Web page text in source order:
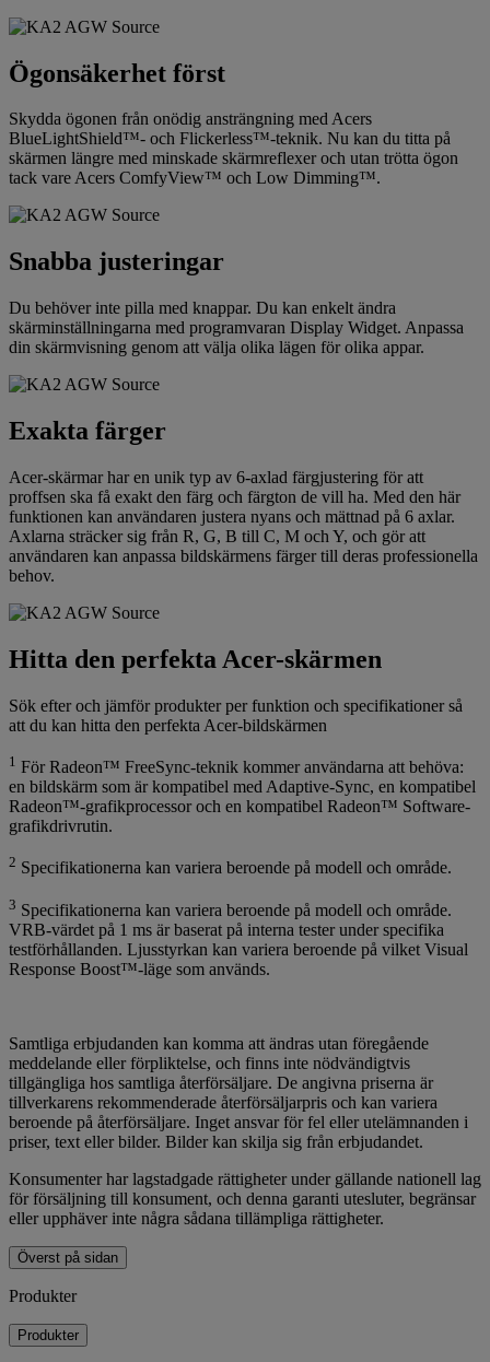
Ögonsäkerhet först
Skydda ögonen från onödig ansträngning med Acers
BlueLightShield™- och Flickerless™-teknik. Nu kan du titta på
skärmen längre med minskade skärmreflexer och utan trötta ögon
tack vare Acers ComfyView™ och Low Dimming™.
Snabba justeringar
Du behöver inte pilla med knappar. Du kan enkelt ändra
skärminställningarna med programvaran Display Widget. Anpassa
din skärmvisning genom att välja olika lägen för olika appar.
Exakta färger
Acer-skärmar har en unik typ av 6-axlad färgjustering för att
proffsen ska få exakt den färg och färgton de vill ha. Med den här
funktionen kan användaren justera nyans och mättnad på 6 axlar.
Axlarna sträcker sig från R, G, B till C, M och Y, och gör att
användaren kan anpassa bildskärmens färger till deras professionella
behov.
Hitta den perfekta Acer-skärmen
Sök efter och jämför produkter per funktion och specifikationer så
att du kan hitta den perfekta Acer-bildskärmen
1 För Radeon™ FreeSync-teknik kommer användarna att behöva:
en bildskärm som är kompatibel med Adaptive-Sync, en kompatibel
Radeon™-grafikprocessor och en kompatibel Radeon™ Software-
grafikdrivrutin.
2 Specifikationerna kan variera beroende på modell och område.
3 Specifikationerna kan variera beroende på modell och område.
VRB-värdet på 1 ms är baserat på interna tester under specifika
testförhållanden. Ljusstyrkan kan variera beroende på vilket Visual
Response Boost™-läge som används.
Samtliga erbjudanden kan komma att ändras utan föregående
meddelande eller förpliktelse, och finns inte nödvändigtvis
tillgängliga hos samtliga återförsäljare. De angivna priserna är
tillverkarens rekommenderade återförsäljarpris och kan variera
beroende på återförsäljare. Inget ansvar för fel eller utelämnanden i
priser, text eller bilder. Bilder kan skilja sig från erbjudandet.
Konsumenter har lagstadgade rättigheter under gällande nationell lag
för försäljning till konsument, och denna garanti utesluter, begränsar
eller upphäver inte några sådana tillämpliga rättigheter.
Överst på sidan
Produkter
Produkter